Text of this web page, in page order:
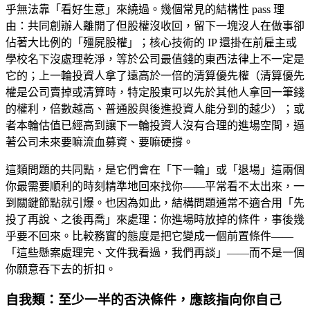
乎無法靠「看好生意」來繞過。幾個常見的結構性 pass 理
由：共同創辦人離開了但股權沒收回，留下一塊沒人在做事卻
佔著大比例的「殭屍股權」；核心技術的 IP 還掛在前雇主或
學校名下沒處理乾淨，等於公司最值錢的東西法律上不一定是
它的；上一輪投資人拿了遠高於一倍的清算優先權（清算優先
權是公司賣掉或清算時，特定股東可以先於其他人拿回一筆錢
的權利，倍數越高、普通股與後進投資人能分到的越少）；或
者本輪估值已經高到讓下一輪投資人沒有合理的進場空間，逼
著公司未來要嘛流血募資、要嘛硬撐。
這類問題的共同點，是它們會在「下一輪」或「退場」這兩個
你最需要順利的時刻精準地回來找你——平常看不太出來，一
到關鍵節點就引爆。也因為如此，結構問題通常不適合用「先
投了再說、之後再喬」來處理：你進場時放掉的條件，事後幾
乎要不回來。比較務實的態度是把它變成一個前置條件——
「這些懸案處理完、文件我看過，我們再談」——而不是一個
你願意吞下去的折扣。
自我類：至少一半的否決條件，應該指向你自己